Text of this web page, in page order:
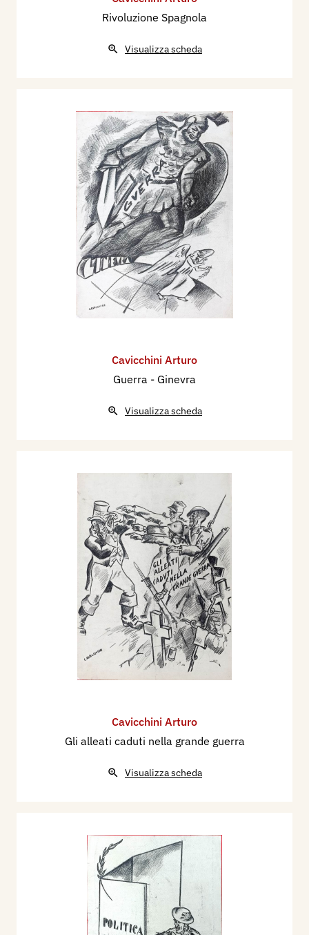
Rivoluzione Spagnola
Visualizza scheda
Cavicchini Arturo
Guerra - Ginevra
Visualizza scheda
Cavicchini Arturo
Gli alleati caduti nella grande guerra
Visualizza scheda